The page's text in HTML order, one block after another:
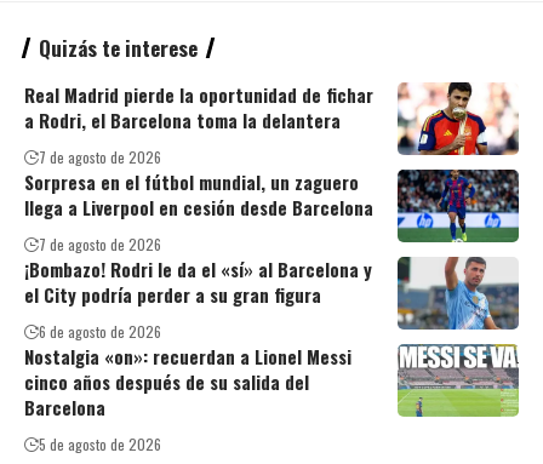
Quizás te interese
Real Madrid pierde la oportunidad de fichar
a Rodri, el Barcelona toma la delantera
7 de agosto de 2026
Sorpresa en el fútbol mundial, un zaguero
llega a Liverpool en cesión desde Barcelona
7 de agosto de 2026
¡Bombazo! Rodri le da el «sí» al Barcelona y
el City podría perder a su gran figura
6 de agosto de 2026
Nostalgia «on»: recuerdan a Lionel Messi
cinco años después de su salida del
Barcelona
5 de agosto de 2026